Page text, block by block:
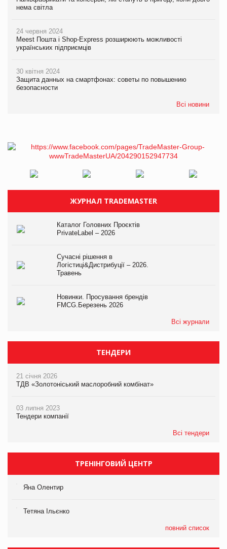
нема світла
24 червня 2024
Meest Пошта і Shop-Express розширюють можливості
українських підприємців
30 квітня 2024
Защита данных на смартфонах: советы по повышению
безопасности
Всі новини
ЖУРНАЛ TRADEMASTER
Каталог Головних Проєктів
PrivateLabel – 2026
Сучасні рішення в
Логістиці&Дистрибуції – 2026.
Травень
Новинки. Просування брендів
FMCG.Березень 2026
Всі журнали
ТЕНДЕРИ
21 січня 2026
ТДВ «Золотоніський маслоробний комбінат»
03 липня 2023
Тендери компанії
Всі тендери
ТРЕНІНГОВИЙ ЦЕНТР
Яна Олентир
Тетяна Ільєнко
повний список